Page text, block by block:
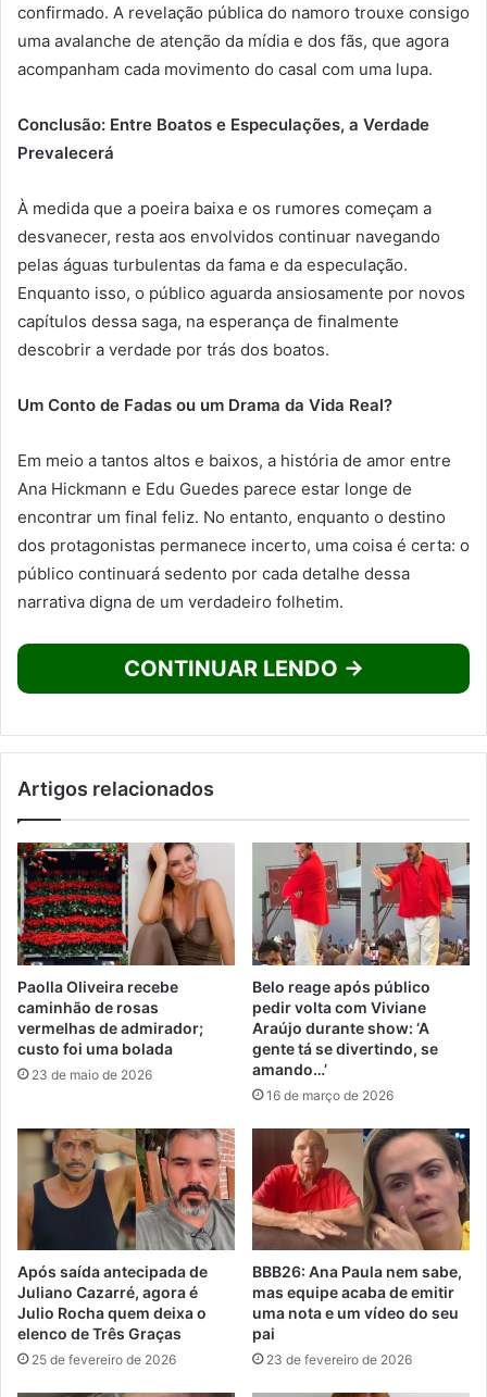
confirmado. A revelação pública do namoro trouxe consigo
uma avalanche de atenção da mídia e dos fãs, que agora
acompanham cada movimento do casal com uma lupa.
Conclusão: Entre Boatos e Especulações, a Verdade
Prevalecerá
À medida que a poeira baixa e os rumores começam a
desvanecer, resta aos envolvidos continuar navegando
pelas águas turbulentas da fama e da especulação.
Enquanto isso, o público aguarda ansiosamente por novos
capítulos dessa saga, na esperança de finalmente
descobrir a verdade por trás dos boatos.
Um Conto de Fadas ou um Drama da Vida Real?
Em meio a tantos altos e baixos, a história de amor entre
Ana Hickmann e Edu Guedes parece estar longe de
encontrar um final feliz. No entanto, enquanto o destino
dos protagonistas permanece incerto, uma coisa é certa: o
público continuará sedento por cada detalhe dessa
narrativa digna de um verdadeiro folhetim.
CONTINUAR LENDO →
Artigos relacionados
Paolla Oliveira recebe
caminhão de rosas
vermelhas de admirador;
custo foi uma bolada
23 de maio de 2026
Belo reage após público
pedir volta com Viviane
Araújo durante show: ‘A
gente tá se divertindo, se
amando…’
16 de março de 2026
Após saída antecipada de
Juliano Cazarré, agora é
Julio Rocha quem deixa o
elenco de Três Graças
25 de fevereiro de 2026
BBB26: Ana Paula nem sabe,
mas equipe acaba de emitir
uma nota e um vídeo do seu
pai
23 de fevereiro de 2026